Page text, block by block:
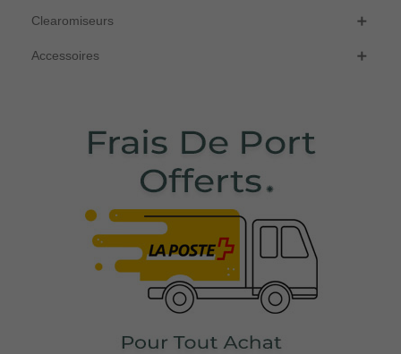
Clearomiseurs 
Accessoires 